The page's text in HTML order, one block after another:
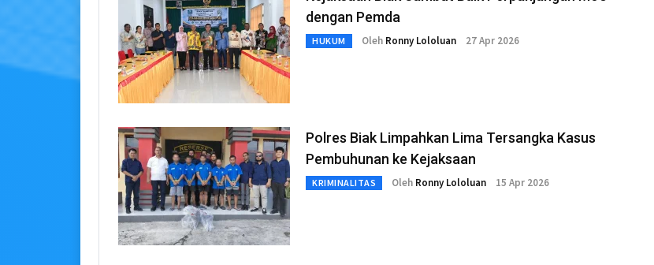
dengan Pemda
HUKUM Oleh Ronny Lololuan 27 Apr 2026
Polres Biak Limpahkan Lima Tersangka Kasus
Pembuhunan ke Kejaksaan
KRIMINALITAS Oleh Ronny Lololuan 15 Apr 2026